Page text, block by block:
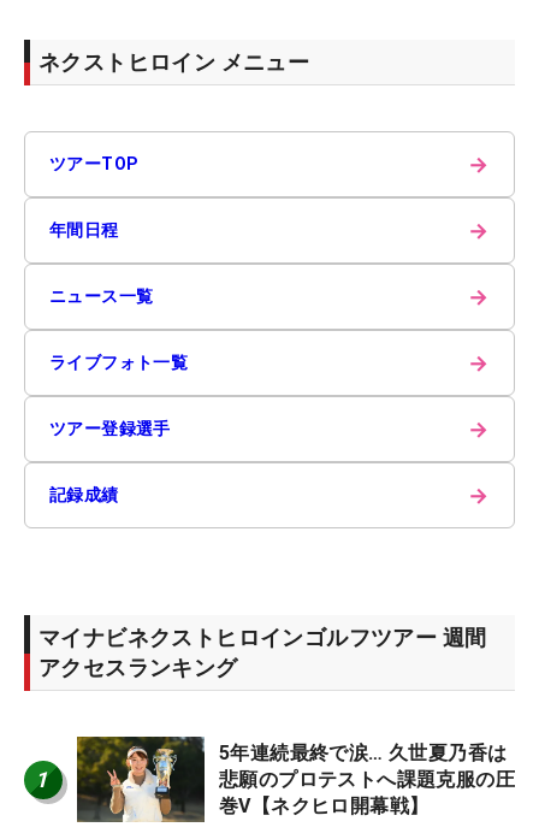
ネクストヒロイン メニュー
ツアーTOP →
年間日程 →
ニュース一覧 →
ライブフォト一覧 →
ツアー登録選手 →
記録成績 →
マイナビネクストヒロインゴルフツアー 週間
アクセスランキング
1
5年連続最終で涙… 久世夏乃香は
悲願のプロテストへ課題克服の圧
巻V【ネクヒロ開幕戦】